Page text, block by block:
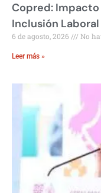
Copred:
Inclusión Laboral
6 de agosto, 2026 No
Leer más »